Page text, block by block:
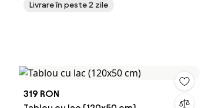
Livrare în peste 2 zile
319 RON